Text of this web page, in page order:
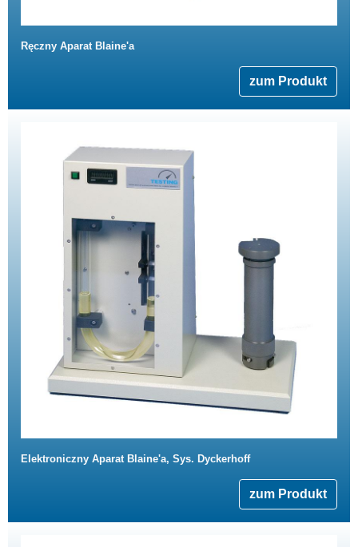
Ręczny Aparat Blaine'a
zum Produkt
Elektroniczny Aparat Blaine'a, Sys. Dyckerhoff
zum Produkt